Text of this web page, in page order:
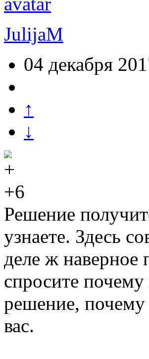
JulijaM
04 декабря
↑
↓
+6
Решение
узнаете. Здесь
деле ж наверное
спросите почему
решение, почему
вас.